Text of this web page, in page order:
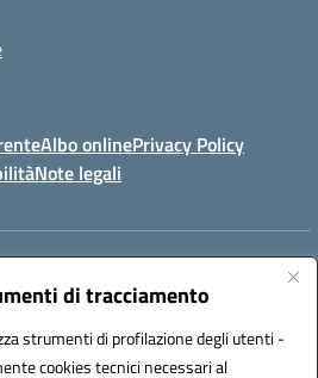
di tracciamento
strumenti di profilazione degli utenti -
cookies tecnici necessari al
Albo onlinePrivacy Policy
Note legali
peic83100x@istruzione.it